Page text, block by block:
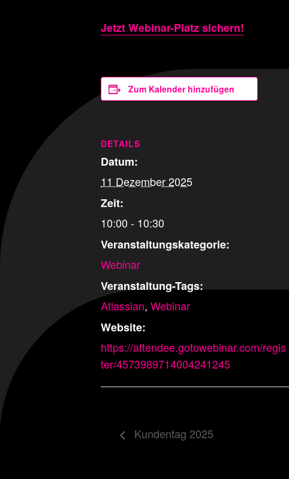
Jetzt Webinar-Platz sichern!
Zum Kalender hinzufügen
DETAILS
Datum:
11 Dezember 2025
Zeit:
10:00 - 10:30
Veranstaltungskategorie:
Webinar
Veranstaltung-Tags:
Atlassian, Webinar
Website:
https://attendee.gotowebinar.com/regis
ter/4573989714004241245
Kundentag 2025